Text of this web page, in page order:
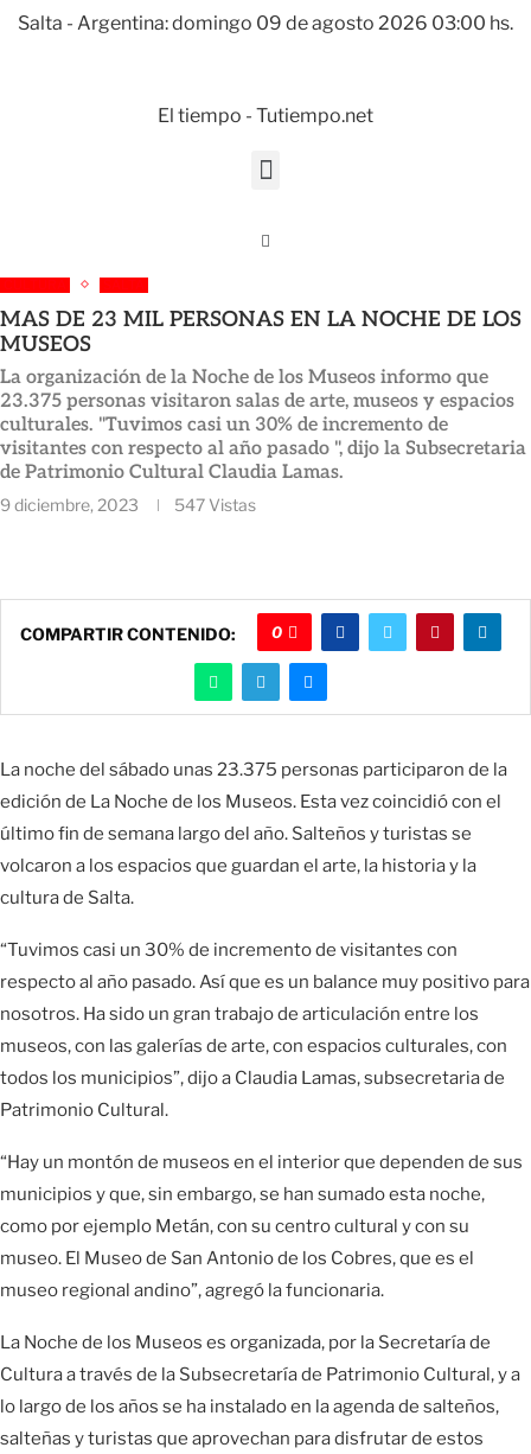
Salta - Argentina: domingo 09 de agosto 2026 03:00 hs.
El tiempo - Tutiempo.net
MAS DE 23 MIL PERSONAS EN LA NOCHE DE LOS
MUSEOS
La organización de la Noche de los Museos informo que
23.375 personas visitaron salas de arte, museos y espacios
culturales. "Tuvimos casi un 30% de incremento de
visitantes con respecto al año pasado ", dijo la Subsecretaria
de Patrimonio Cultural Claudia Lamas.
9 diciembre, 2023 547 Vistas
COMPARTIR CONTENIDO: 0
La noche del sábado unas 23.375 personas participaron de la
edición de La Noche de los Museos. Esta vez coincidió con el
último fin de semana largo del año. Salteños y turistas se
volcaron a los espacios que guardan el arte, la historia y la
cultura de Salta.
“Tuvimos casi un 30% de incremento de visitantes con
respecto al año pasado. Así que es un balance muy positivo para
nosotros. Ha sido un gran trabajo de articulación entre los
museos, con las galerías de arte, con espacios culturales, con
todos los municipios”, dijo a Claudia Lamas, subsecretaria de
Patrimonio Cultural.
“Hay un montón de museos en el interior que dependen de sus
municipios y que, sin embargo, se han sumado esta noche,
como por ejemplo Metán, con su centro cultural y con su
museo. El Museo de San Antonio de los Cobres, que es el
museo regional andino”, agregó la funcionaria.
La Noche de los Museos es organizada, por la Secretaría de
Cultura a través de la Subsecretaría de Patrimonio Cultural, y a
lo largo de los años se ha instalado en la agenda de salteños,
salteñas y turistas que aprovechan para disfrutar de estos